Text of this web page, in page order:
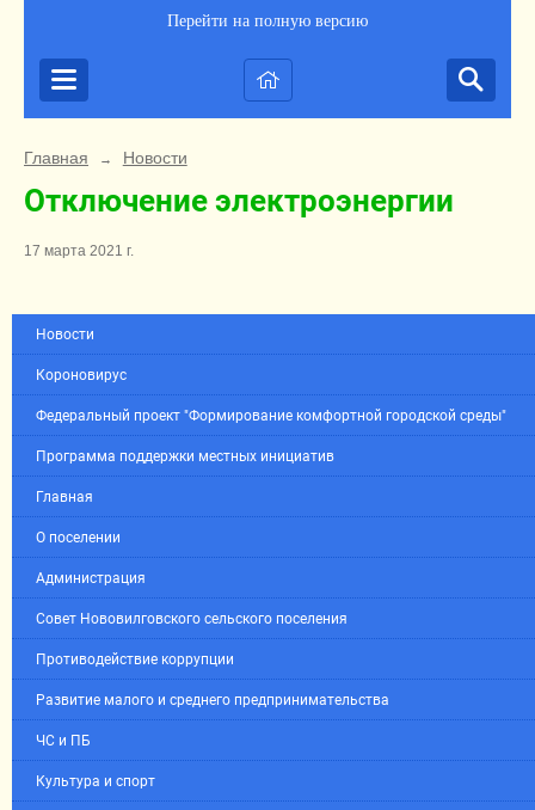
Перейти на полную версию
Главная → Новости
Отключение электроэнергии
17 марта 2021 г.
Новости
Короновирус
Федеральный проект "Формирование комфортной городской среды"
Программа поддержки местных инициатив
Главная
О поселении
Администрация
Совет Нововилговского сельского поселения
Противодействие коррупции
Развитие малого и среднего предпринимательства
ЧС и ПБ
Культура и спорт